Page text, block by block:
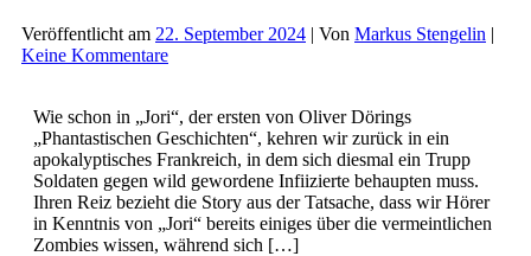
Veröffentlicht am 22. September 2024 | Von Markus Stengelin |
Keine Kommentare
Wie schon in „Jori“, der ersten von Oliver Dörings
„Phantastischen Geschichten“, kehren wir zurück in ein
apokalyptisches Frankreich, in dem sich diesmal ein Trupp
Soldaten gegen wild gewordene Infiizierte behaupten muss.
Ihren Reiz bezieht die Story aus der Tatsache, dass wir Hörer
in Kenntnis von „Jori“ bereits einiges über die vermeintlichen
Zombies wissen, während sich […]